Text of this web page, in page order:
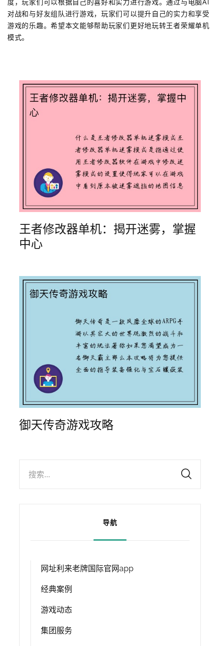
度，玩家们可以根据自己的喜好和实力进行游戏。通过与电脑AI
对战和与好友组队进行游戏，玩家们可以提升自己的实力和享受
游戏的乐趣。希望本文能够帮助玩家们更好地玩转王者荣耀单机
模式。
王者修改器单机：揭开迷雾，掌握
中心
御天传奇游戏攻略
搜索...
导航
网址利来老牌国际官网app
经典案例
游戏动态
集团服务